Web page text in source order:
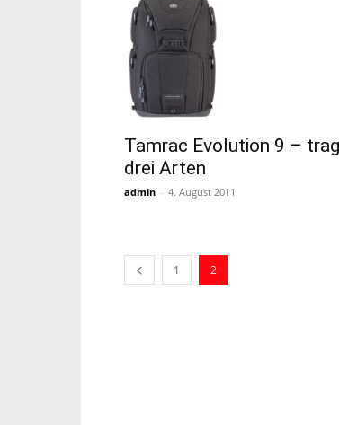
Tamrac Evolution 9 –
drei Arten
admin - 4. August 2011
1 2